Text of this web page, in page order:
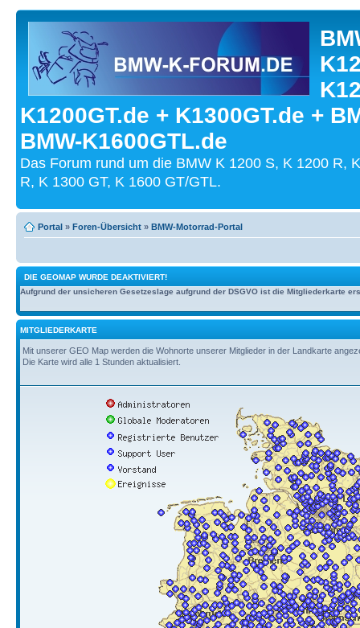
K1200GT.de + K1300GT.de +
BMW-K1600GTL.de
Das Forum rund um die BMW K 1200 S, K 1200 R,
R, K 1300 GT, K 1600 GT/GTL.
Portal » Foren-Übersicht » BMW-Motorrad-Portal
DIE GEOMAP WURDE DEAKTIVIERT!
Aufgrund der unsicheren Gesetzeslage aufgrund der DSGVO ist die Mitgliederkarte
MITGLIEDERKARTE
Mit unserer GEO Map werden die Wohnorte unserer Mitglieder in der Landkarte
Die Karte wird alle 1 Stunden aktualisiert.